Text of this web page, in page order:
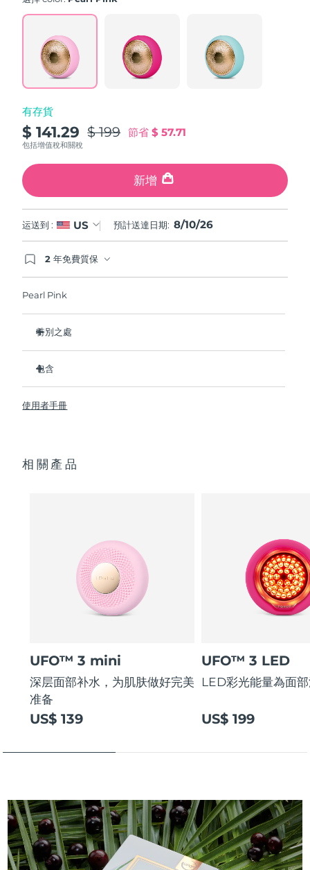
Read
Reviews.
Same
page
有存貨
$ 141.29 $ 199 節省$ 57.71
包括增值稅和關稅
新增
运送到 : US 預計送達日期: 8/10/26
2 年免費質保
Pearl Pink
特別之處
熱能科技幫助面膜中的成分深入肌膚。
T-Sonic
包含
USB 充電線
2年質保 (西班牙：3年質保)
使用者手冊
相關產品
UFO™ 3 mini
深层面部补水，为肌肤做好完美
准备
US$ 139
UFO™ 3 LED
LED彩光能量為面
US$ 199
斯洛伐克
斯洛維尼亞 預計送達日期
預計送達日期
南韓
西班牙
瑞典 8/9/26
瑞士 預計送達日期8/9/26
台灣 預計送達日期8/14/26
泰國 預計送達日期8/13/26
阿拉伯聯合大公國
英國
美國
越南